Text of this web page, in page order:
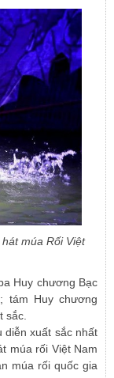
múa Rối Việt
Huy chương Bạc
tám Huy chương
sắc.
diễn xuất sắc nhất
múa rối Việt Nam
múa rối quốc gia